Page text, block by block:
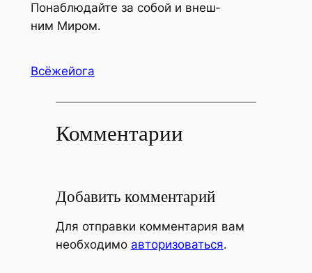
Пона­блю­дай­те за собой и внеш­
ним Миром.
Всёжейога
Комментарии
Добавить комментарий
Для отправки комментария вам
необходимо авторизоваться.